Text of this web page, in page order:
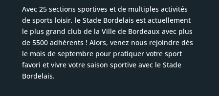
Avec 25 sections sportives et de multiples activités
de sports loisir, le Stade Bordelais est actuellement
le plus grand club de la Ville de Bordeaux avec plus
de 5500 adhérents ! Alors, venez nous rejoindre dès
le mois de septembre pour pratiquer votre sport
favori et vivre votre saison sportive avec le Stade
Bordelais.